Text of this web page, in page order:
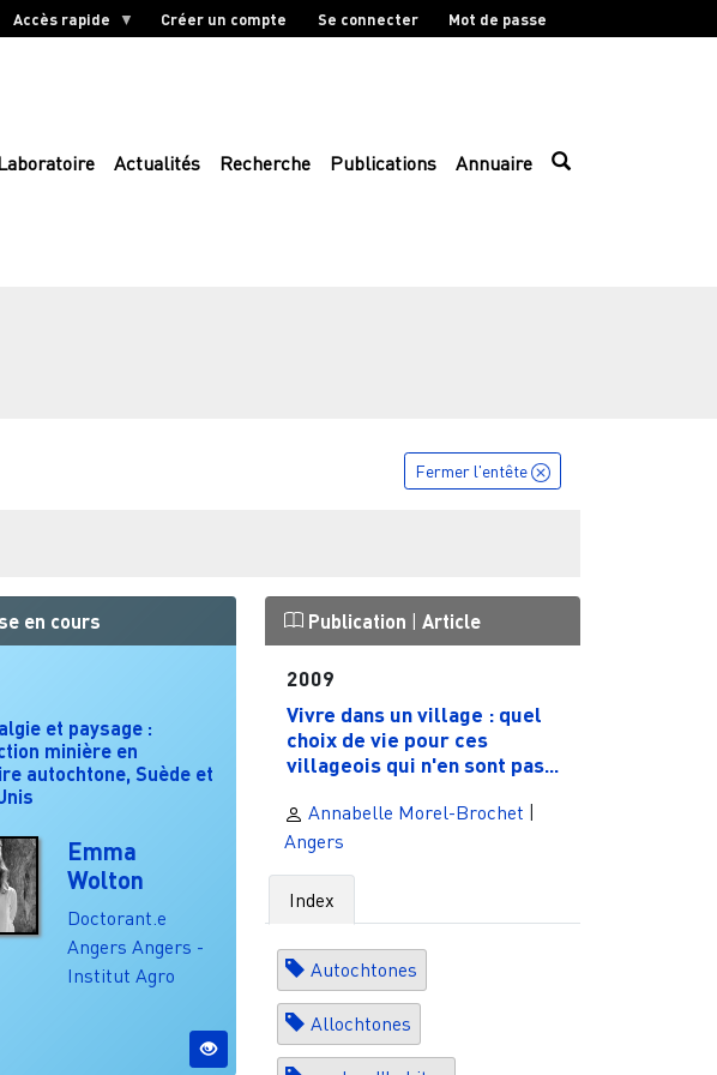
Accès rapide Créer un compte Se connecter Mot de passe
Actualités Recherche Publications Annuaire
Fermer l'entête
en cours
et paysage :
minière en
autochtone, Suède et
Emma
Wolton
Doctorant.e
Angers Angers -
Institut Agro
Publication | Article
2009
Vivre dans un village : quel
choix de vie pour ces
villageois qui n'en sont pas...
Annabelle Morel-Brochet |
Angers
Index
Autochtones
Allochtones